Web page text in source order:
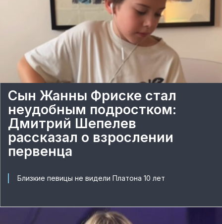
Сын Жанны Фриске стал
неудобным подростком:
Дмитрий Шепелев
рассказал о взрослении
первенца
Близкие певицы не видели Платона 10 лет